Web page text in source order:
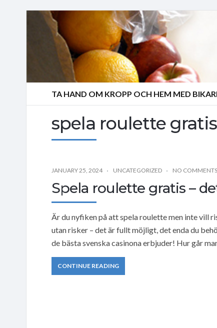
TA HAND OM KROPP OCH HEM MED
spela roulette gratis
JANUARY 25, 2024 UNCATEGORIZED NO COMMENTS
Spela roulette gratis –
Är du nyfiken på att spela roulette men inte vill
utan risker – det är fullt möjligt, det enda du
de bästa svenska casinona erbjuder! Hur går
CONTINUE READING